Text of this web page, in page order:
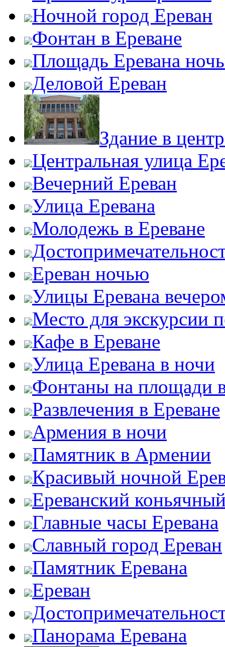
Ночной город Ереван
Фонтан в Ереване
Площадь Еревана
Деловой Ереван
Здание в
Центральная улица
Вечерний Ереван
Улица Еревана
Молодежь в Ереване
Ереван ночью
Улицы Еревана
Место для экскурсии
Кафе в Ереване
Улица Еревана в ночи
Фонтаны на площади
Развлечения в Ереване
Армения в ночи
Памятник в Армении
Красивый ночной
Ереванский
Главные часы Еревана
Славный город Ереван
Памятник Еревана
Ереван
Панорама Еревана